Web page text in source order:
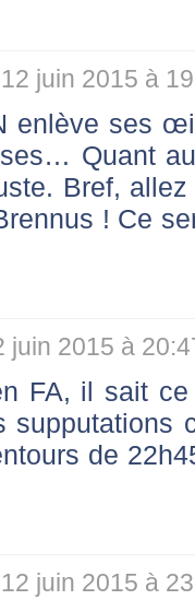
12 juin 2015 à
enlève ses
Quant
Bref,
! Ce
juin 2015 à
FA, il sait
supputations
de
juin 2015 à